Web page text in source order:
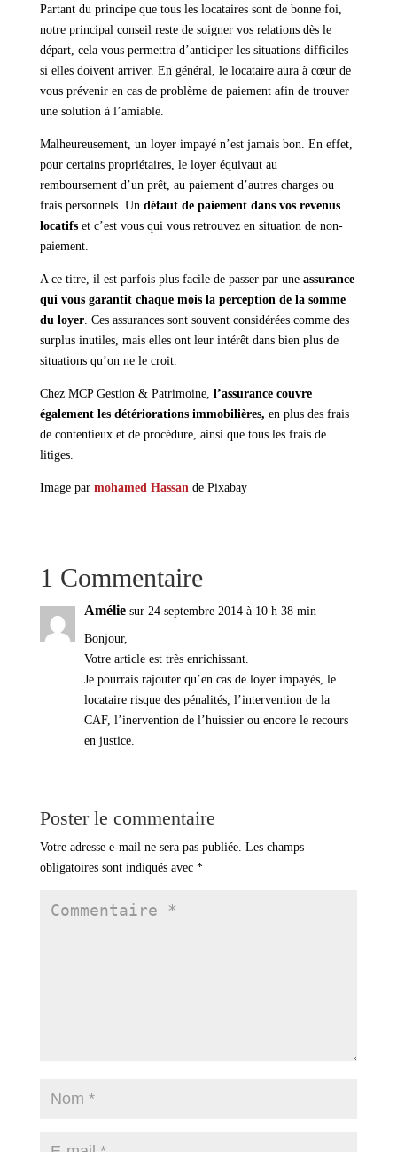
Partant du principe que tous les locataires sont de bonne foi,
notre principal conseil reste de soigner vos relations dès le
départ, cela vous permettra d’anticiper les situations difficiles
si elles doivent arriver. En général, le locataire aura à cœur de
vous prévenir en cas de problème de paiement afin de trouver
une solution à l’amiable.
Malheureusement, un loyer impayé n’est jamais bon. En effet,
pour certains propriétaires, le loyer équivaut au
remboursement d’un prêt, au paiement d’autres charges ou
frais personnels. Un défaut de paiement dans vos revenus
locatifs et c’est vous qui vous retrouvez en situation de non-
paiement.
A ce titre, il est parfois plus facile de passer par une assurance
qui vous garantit chaque mois la perception de la somme
du loyer. Ces assurances sont souvent considérées comme des
surplus inutiles, mais elles ont leur intérêt dans bien plus de
situations qu’on ne le croit.
Chez MCP Gestion & Patrimoine, l’assurance couvre
également les détériorations immobilières, en plus des frais
de contentieux et de procédure, ainsi que tous les frais de
litiges.
Image par mohamed Hassan de Pixabay
1 Commentaire
Amélie sur 24 septembre 2014 à 10 h 38 min
Bonjour,
Votre article est très enrichissant.
Je pourrais rajouter qu’en cas de loyer impayés, le
locataire risque des pénalités, l’intervention de la
CAF, l’inervention de l’huissier ou encore le recours
en justice.
Poster le commentaire
Votre adresse e-mail ne sera pas publiée. Les champs
obligatoires sont indiqués avec *